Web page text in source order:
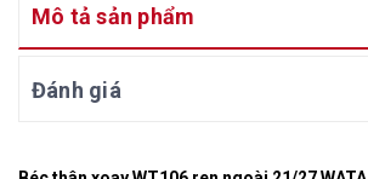
Mô tả sản phẩm
Đánh giá